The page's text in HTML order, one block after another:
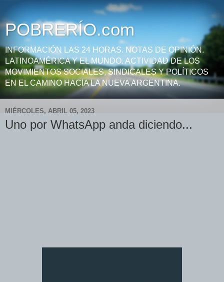
POBRERÍO.com
INFORMACIÓN LAS 24 HORAS. NOTAS DE OPINIÓN.
LATINOAMÉRICA Y EL MUNDO. ACTIVIDAD DE LOS
MOVIMIENTOS SOCIALES, SINDICALES Y POLÍTICOS
EN EL CAMINO HACIA LA NUEVA ARGENTINA.
MIÉRCOLES, ABRIL 05, 2023
Uno por WhatsApp anda diciendo...